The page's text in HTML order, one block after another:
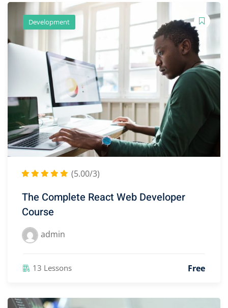
Development
(5.00/3)
The Complete React Web Developer
Course
admin
13 Lessons Free